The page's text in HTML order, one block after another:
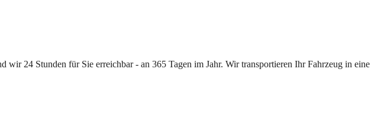
wir 24 Stunden für Sie erreichbar - an 365 Tagen im Jahr. Wir transportieren Ihr Fahrzeug in eine